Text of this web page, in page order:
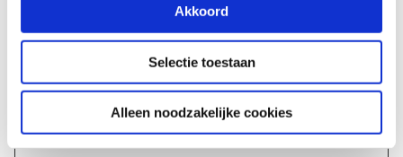
Akkoord
Selectie toestaan
Alleen noodzakelijke cookies
Bericht *